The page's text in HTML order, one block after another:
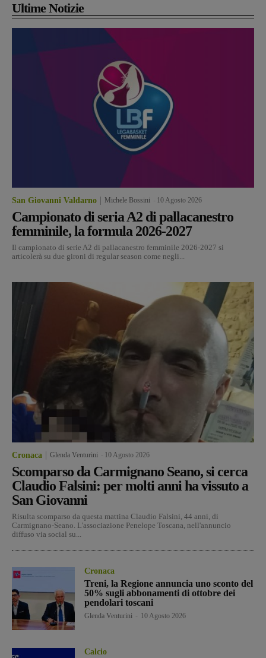
Ultime Notizie
San Giovanni Valdarno Michele Bossini 10 Agosto 2026
Campionato di seria A2 di pallacanestro
femminile, la formula 2026-2027
Il campionato di serie A2 di pallacanestro femminile 2026-2027 si
articolerà su due gironi di regular season come negli...
Cronaca Glenda Venturini 10 Agosto 2026
Scomparso da Carmignano Seano, si cerca
Claudio Falsini: per molti anni ha vissuto a
San Giovanni
Risulta scomparso da questa mattina Claudio Falsini, 44 anni, di
Carmignano-Seano. L'associazione Penelope Toscana, nell'annuncio
diffuso via social su...
Cronaca
Treni, la Regione annuncia uno sconto del
50% sugli abbonamenti di ottobre dei
pendolari toscani
Glenda Venturini 10 Agosto 2026
Calcio